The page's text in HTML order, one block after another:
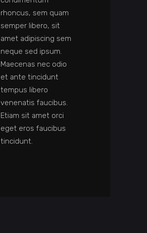
rhoncus, sem quam
semper libero, sit
amet adipiscing sem
neque sed ipsum.
Maecenas nec odio
et ante tincidunt
tempus libero
venenatis faucibus.
Etiam sit amet orci
eget eros faucibus
tincidunt.